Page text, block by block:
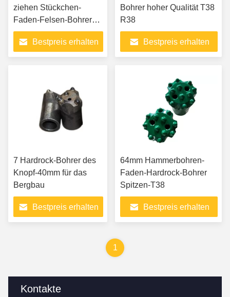
Kontakte
ziehen Stückchen-
Faden-Felsen-Bohrer
zurück
Bestpreis erhalten
Bohrer hoher Qualität T38
R38
Bestpreis erhalten
7 Hardrock-Bohrer des
Knopf-40mm für das
Bergbau
Bestpreis erhalten
64mm Hammerbohren-
Faden-Hardrock-Bohrer
Spitzen-T38
Bestpreis erhalten
1